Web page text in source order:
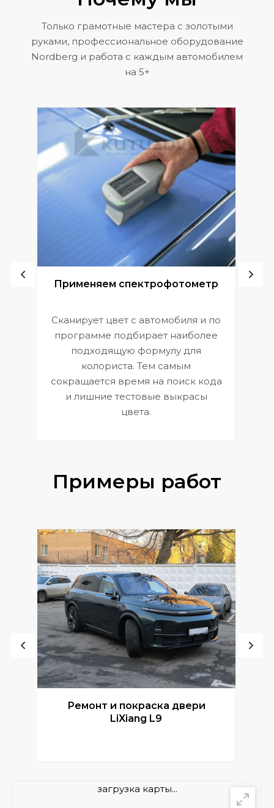
Только грамотные мастера с золотыми
руками, профессиональное оборудование
Nordberg и работа с каждым автомобилем
на 5+
Применяем спектрофотометр
Сканирует цвет с автомобиля и по
программе подбирает наиболее
подходящую формулу для
колориста. Тем самым
сокращается время на поиск кода
и лишние тестовые выкрасы
цвета.
Примеры работ
Ремонт и покраска двери
LiXiang L9
загрузка карты...